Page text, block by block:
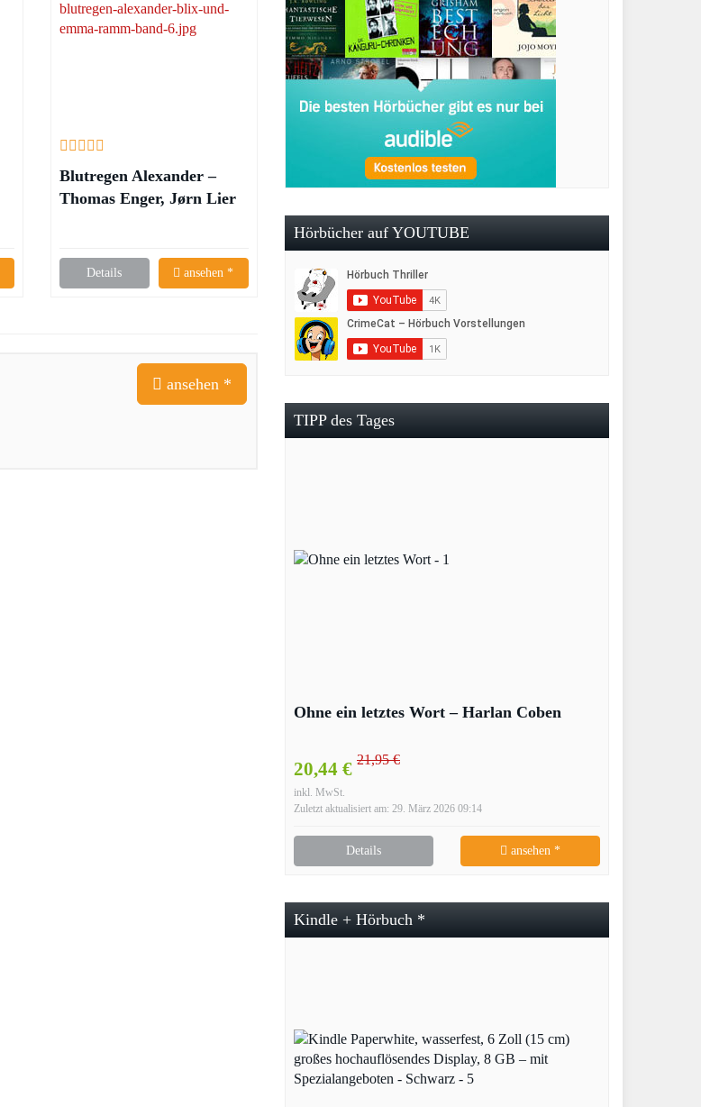
Blutregen Alexander –
Thomas Enger, Jørn Lier
Details ansehen *
ansehen *
Hörbücher auf YOUTUBE
TIPP des Tages
Ohne ein letztes Wort – Harlan Coben
20,44 € 21,95 €
inkl. MwSt.
Zuletzt aktualisiert am: 29. März 2026 09:14
Details ansehen *
Kindle + Hörbuch *